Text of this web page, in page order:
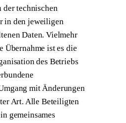
technischen
in den jeweiligen
Daten. Vielmehr
Übernahme ist es die
des Betriebs
mit Änderungen
Art. Alle Beteiligten
gemeinsames